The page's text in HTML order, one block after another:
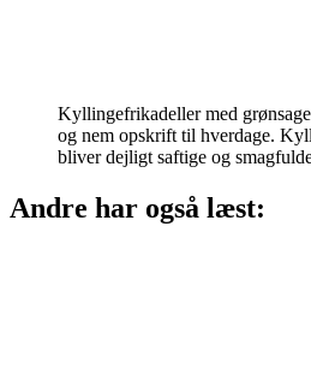
Kyllingefrikadeller med
og nem opskrift til hverdage.
bliver dejligt saftige og
Andre har også læst: